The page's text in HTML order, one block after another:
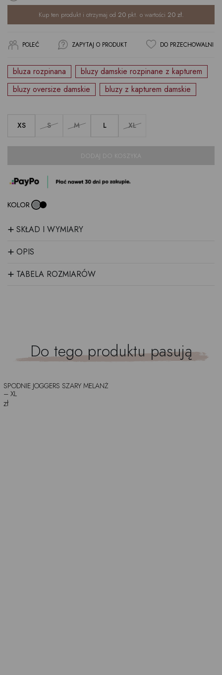
Kup ten produkt i otrzymaj od 20pkt. o wartości 20zł.
POLEĆ ZAPYTAJ O PRODUKT DO PRZECHOWALNI
bluza rozpinana
bluzy damskie rozpinane z kapturem
bluzy oversize damskie
bluzy z kapturem damskie
XS S M L XL
DODAJ DO KOSZYKA
KOLOR
+ SKŁAD I WYMIARY
+ OPIS
+ TABELA ROZMIARÓW
Do tego produktu pasują
SPODNIE JOGGERS SZARY MELANŻ
– XL
zł